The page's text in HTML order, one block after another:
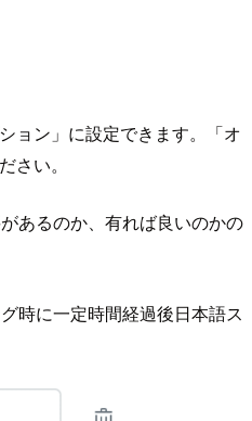
ョン」に設定できます。「オ
さい。
あるのか、有れば良いのかの
時に一定時間経過後日本語ス